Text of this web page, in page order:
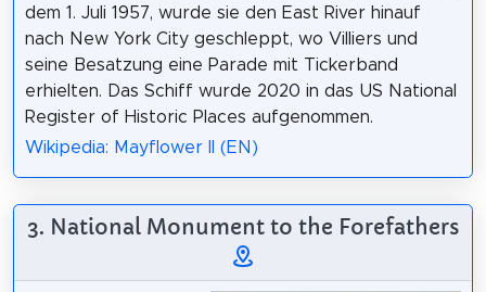
dem 1. Juli 1957, wurde sie den East River hinauf
nach New York City geschleppt, wo Villiers und
seine Besatzung eine Parade mit Tickerband
erhielten. Das Schiff wurde 2020 in das US National
Register of Historic Places aufgenommen.
Wikipedia: Mayflower II (EN)
3. National Monument to the Forefathers